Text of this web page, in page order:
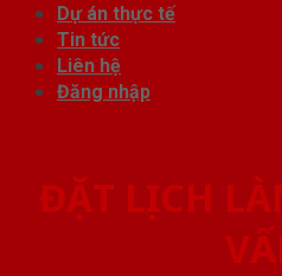
Dự án thực tế
Tin tức
Liên hệ
Đăng nhập
ĐẶT LỊCH